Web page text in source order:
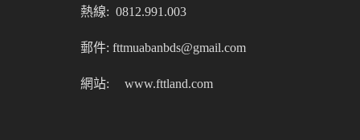
熱線: 0812.991.003
郵件: fttmuabanbds@gmail.com
網站: www.fttland.com